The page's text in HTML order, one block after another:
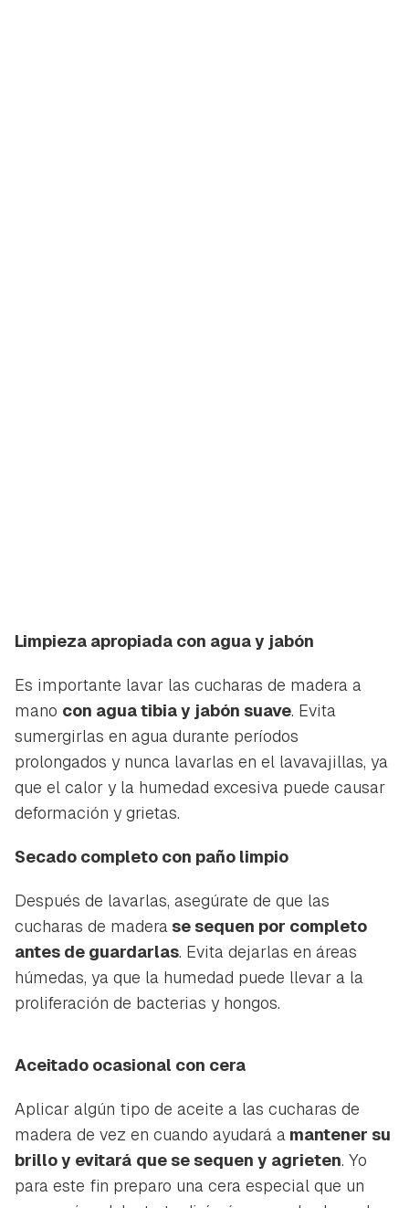
Limpieza apropiada con agua y jabón
Es importante lavar las cucharas de madera a
mano con agua tibia y jabón suave. Evita
sumergirlas en agua durante períodos
prolongados y nunca lavarlas en el lavavajillas, ya
que el calor y la humedad excesiva puede causar
deformación y grietas.
Secado completo con paño limpio
Después de lavarlas, asegúrate de que las
cucharas de madera se sequen por completo
antes de guardarlas. Evita dejarlas en áreas
húmedas, ya que la humedad puede llevar a la
proliferación de bacterias y hongos.
Aceitado ocasional con cera
Aplicar algún tipo de aceite a las cucharas de
madera de vez en cuando ayudará a mantener su
brillo y evitará que se sequen y agrieten. Yo
para este fin preparo una cera especial que un